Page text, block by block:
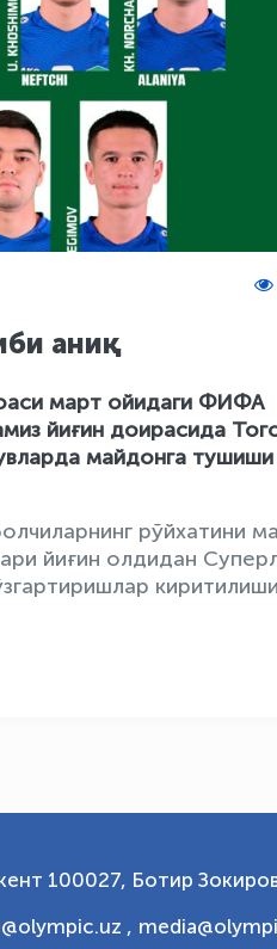
аниқ
март ойидаги ФИФА
йиғин доирасида
майдонга тушиши
рўйхатини
йиғин олдидан
100027, Ботир
,